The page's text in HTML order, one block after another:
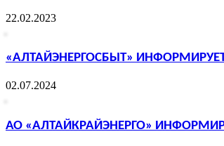
22.02.2023
«АЛТАЙЭНЕРГОСБЫТ»
02.07.2024
АО «АЛТАЙКРАЙЭНЕРГО»